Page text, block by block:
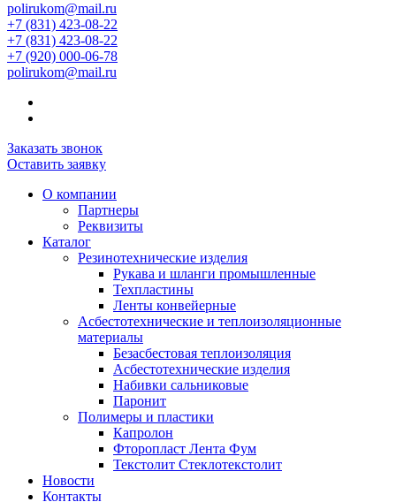
polirukom@mail.ru
+7 (831) 423-08-22
+7 (831) 423-08-22
+7 (920) 000-06-78
polirukom@mail.ru
Заказать звонок
Оставить заявку
О компании
Партнеры
Реквизиты
Каталог
Резинотехнические изделия
Рукава и шланги промышленные
Техпластины
Ленты конвейерные
Асбестотехнические и теплоизоляционные
материалы
Безасбестовая теплоизоляция
Асбестотехнические изделия
Набивки сальниковые
Паронит
Полимеры и пластики
Капролон
Фторопласт Лента Фум
Текстолит Стеклотекстолит
Новости
Контакты